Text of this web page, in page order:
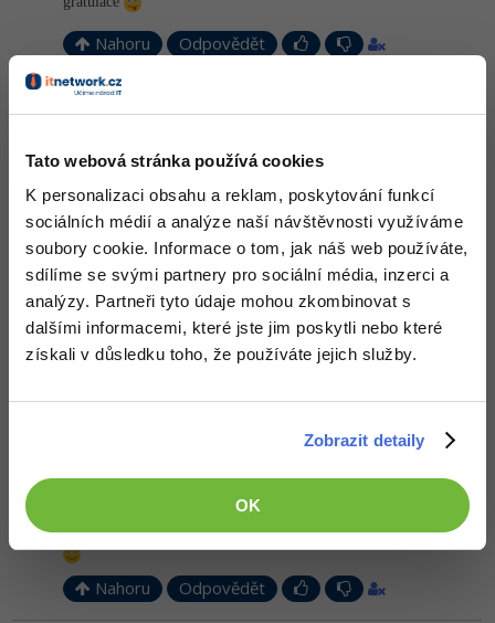
Tato webová stránka používá cookies
K personalizaci obsahu a reklam, poskytování funkcí
sociálních médií a analýze naší návštěvnosti využíváme
soubory cookie. Informace o tom, jak náš web používáte,
sdílíme se svými partnery pro sociální média, inzerci a
analýzy. Partneři tyto údaje mohou zkombinovat s
dalšími informacemi, které jste jim poskytli nebo které
získali v důsledku toho, že používáte jejich služby.
Zobrazit detaily
OK
Nahoru Odpovědět
Martin Bartoš: 13.2.2013 15:05
Náhodou dobrý kód.
A tiež gratulujem
Nahoru Odpovědět
Odpovídá na jiri.gallo
Neaktivní uživatel: 13.2.2013 16:31
Ahoj, mužu ti poradit ?
Jak tam máš ten Google vyhledávač...
Nemusíš používat ten Googlovskej (kterej ti tam stejně nefunguje
Mužeš si vytvořit vlastní...
"http://google.com/search" method=
Nahoru Odpovědět